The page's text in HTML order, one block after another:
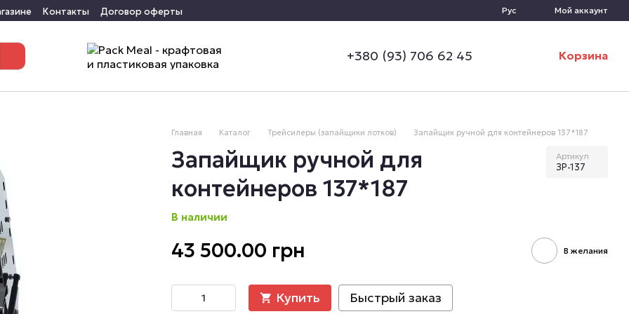
Контакты Договор оферты Рус Мой аккаунт
+380 (93) 706 62 45 Корзина
Главная Каталог Трейсилеры (запайщики лотков) Запайщик ручной для контейнеров 137*187
Запайщик ручной для
контейнеров 137*187
Артикул
ЗР-137
В наличии
43 500.00 грн В желания
Купить Быстрый заказ